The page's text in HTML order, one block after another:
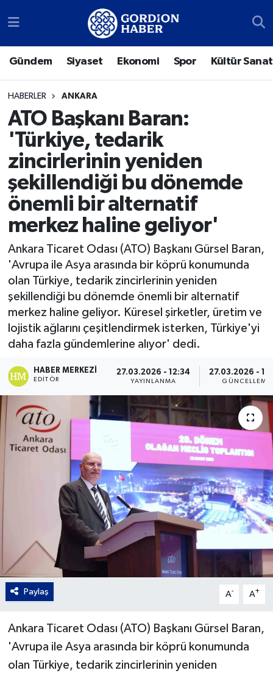
Gündem Siyaset Ekonomi Spor Kültür Sanat
HABERLER ANKARA
ATO Başkanı Baran:
'Türkiye, tedarik
zincirlerinin yeniden
şekillendiği bu dönemde
önemli bir alternatif
merkez haline geliyor'
Ankara Ticaret Odası (ATO) Başkanı Gürsel Baran,
'Avrupa ile Asya arasında bir köprü konumunda
olan Türkiye, tedarik zincirlerinin yeniden
şekillendiği bu dönemde önemli bir alternatif
merkez haline geliyor. Küresel şirketler, üretim ve
lojistik ağlarını çeşitlendirmek isterken, Türkiye'yi
daha fazla gündemlerine alıyor' dedi.
HABER MERKEZI
EDITÖR
27.03.2026 - 12:34
YAYINLANMA
27.03.2026 -
GÜNCELLEME
Paylaş A- A+
Ankara Ticaret Odası (ATO) Başkanı Gürsel Baran,
'Avrupa ile Asya arasında bir köprü konumunda
olan Türkiye, tedarik zincirlerinin yeniden
Sosyal Medya Hesaplarımız
Siyaset
Ekonomi
Spor
Kültür Sanat
Türk Dünyası
Polatlı
Gordion
Ankara Nöbetçi Eczaneler
Ankara Trafik Yoğunluk Haritası
Süper Lig Puan Durumu ve Fikstür
Tüm Manşetler
Son Dakika Haberleri
Haber Arşivi